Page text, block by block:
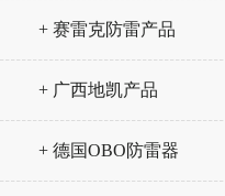
+ 赛雷克防雷产品
+ 广西地凯产品
+ 德国OBO防雷器